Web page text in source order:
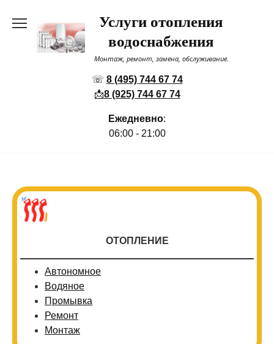
содержанию
Услуги отопления
водоснабжения
Монтаж, ремонт, замена, обслуживание.
☏ 8 (495) 744 67 74
📩8 (925) 744 67 74
Ежедневно:
06:00 - 21:00
ОТОПЛЕНИЕ
Автономное
Водяное
Промывка
Ремонт
Монтаж